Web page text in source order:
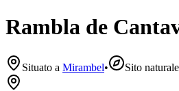
Rambla de
Situato a Mirambel• Sito naturale